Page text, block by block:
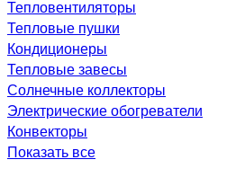
Тепловентиляторы
Тепловые пушки
Кондиционеры
Тепловые завесы
Солнечные коллекторы
Электрические обогреватели
Конвекторы
Показать все